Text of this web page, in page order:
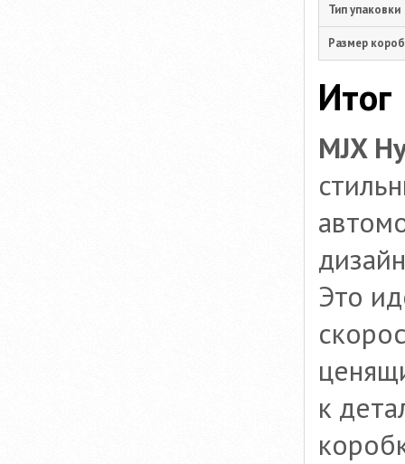
Тип упаковки
Размер
Итог
MJX
Это
к